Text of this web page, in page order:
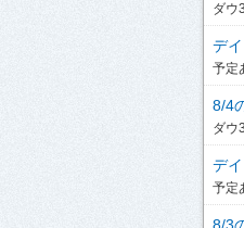
ダ
デ
予定
8/4
ダ
デ
予定